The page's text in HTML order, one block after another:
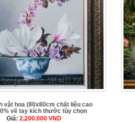
vật hoa (80x80cm chất liệu cao
vẽ tay kích thước tùy chọn
Giá: 2,200.000 VND